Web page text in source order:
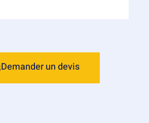
Demander un devis